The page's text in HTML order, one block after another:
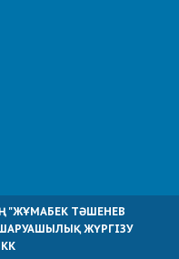
"ЖҰМАБЕК ТӘШЕНЕВ
ЖҮРГІЗУ